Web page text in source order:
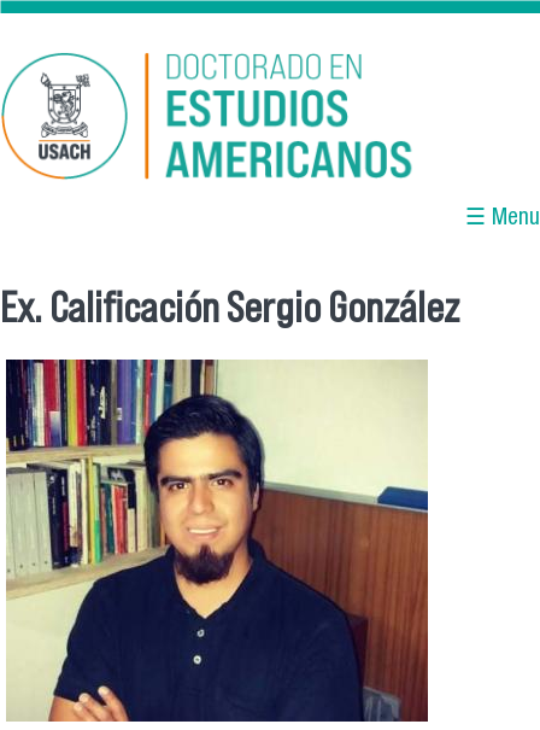
Pasar al contenido principal
☰ Menu
Se encuentra usted aquí
Ex. Calificación Sergio González